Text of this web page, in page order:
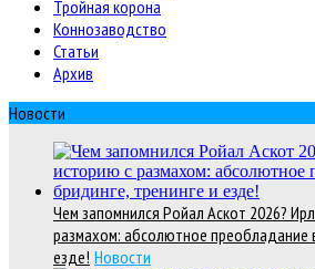
Тройная корона
Коннозаводство
Статьи
Архив
Новости
Чем запомнился Ройал Аскот 2026?
размахом: абсолютное преобладание
езде! Новости